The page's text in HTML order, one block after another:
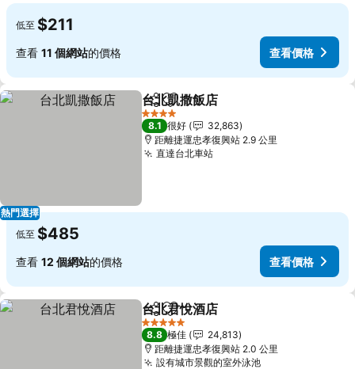
低至 $211
查看 11 個網站的價格 查看價格
熱門選擇
分享 放到收藏夾
台北凱撒飯店
4 星級
8.1 很好
32,863
距離捷運忠孝復興站 2.9 公里
直達台北車站
低至 $485
查看 12 個網站的價格 查看價格
分享 放到收藏夾
台北君悅酒店
5 星級
8.8 極佳
24,813
距離捷運忠孝復興站 2.0 公里
設有城市景觀的室外泳池